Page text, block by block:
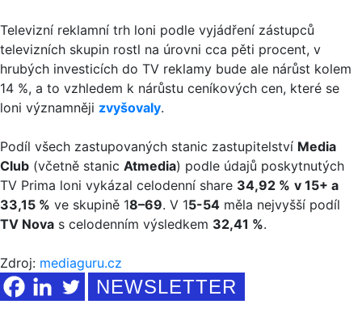
Televizní reklamní trh loni podle vyjádření zástupců
televizních skupin rostl na úrovni cca pěti procent, v
hrubých investicích do TV reklamy bude ale nárůst kolem
14 %, a to vzhledem k nárůstu ceníkových cen, které se
loni významněji zvyšovaly.
Podíl všech zastupovaných stanic zastupitelství Media
Club (včetně stanic Atmedia) podle údajů poskytnutých
TV Prima loni vykázal celodenní share 34,92 % v 15+ a
33,15 % ve skupině 18–69. V 15-54 měla nejvyšší podíl
TV Nova s celodenním výsledkem 32,41 %.
Zdroj: mediaguru.cz
NEWSLETTER